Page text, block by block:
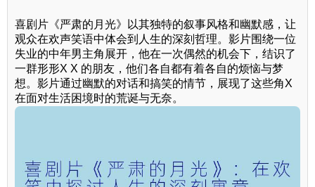
喜剧片《严肃的月光》以其独特的叙事风格和幽默感，让
观众在欢声笑语中体会到人生的深刻哲理。影片围绕一位
失业的中年男主角展开，他在一次偶然的机会下，结识了
一群形形X X 的朋友，他们各自都有着各自的烦恼与梦
想。影片通过幽默的对话和搞笑的情节，展现了这些角X
在面对生活困境时的荒诞与无奈。